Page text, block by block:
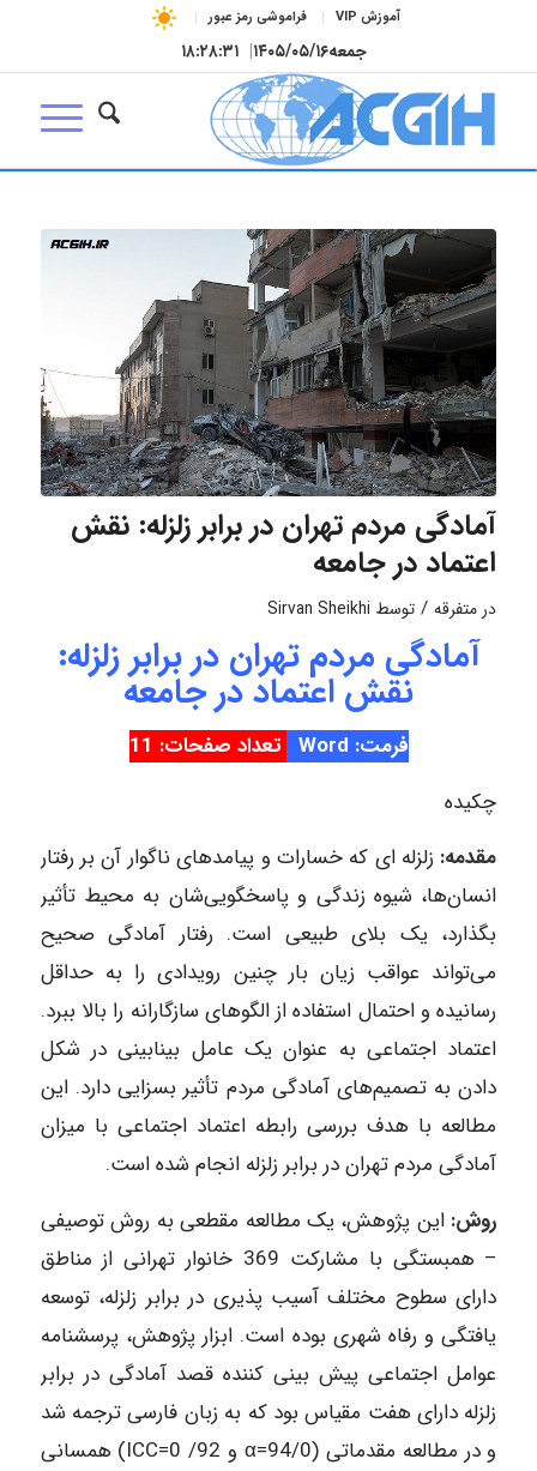
آموزش VIP فراموشی رمز عبور
جمعه۱۴۰۵/۰۵/۱۶| ۱۸:۲۸:۳۱
آمادگی مردم تهران در برابر زلزله: نقش
اعتماد در جامعه
در متفرقه / توسط Sirvan Sheikhi
آمادگی مردم تهران در برابر زلزله:
نقش اعتماد در جامعه
فرمت: Word
تعداد صفحات: 11
چکیده
مقدمه: زلزله ای که خسارات و پیامدهای ناگوار آن بر رفتار
انسان‌ها، شیوه زندگی و پاسخگویی‌شان به محیط تأثیر
بگذارد، یک بلای طبیعی است. رفتار آمادگی صحیح
می‌تواند عواقب زیان بار چنین رویدادی را به حداقل
رسانیده و احتمال استفاده از الگوهای سازگارانه را بالا ببرد.
اعتماد اجتماعی به عنوان یک عامل بینابینی در شکل
دادن به تصمیم‌های آمادگی مردم تأثیر بسزایی دارد. این
مطالعه با هدف بررسی رابطه اعتماد اجتماعی با میزان
آمادگی مردم تهران در برابر زلزله انجام شده است.
روش: این پژوهش، یک مطالعه مقطعی به روش توصیفی
– همبستگی با مشارکت 369 خانوار تهرانی از مناطق
دارای سطوح مختلف آسیب پذیری در برابر زلزله، توسعه
یافتگی و رفاه شهری بوده است. ابزار پژوهش، پرسشنامه
عوامل اجتماعی پیش بینی کننده قصد آمادگی در برابر
زلزله دارای هفت مقیاس بود که به زبان فارسی ترجمه شد
و در مطالعه مقدماتی (94/0=α و 92/ 0=ICC) همسانی